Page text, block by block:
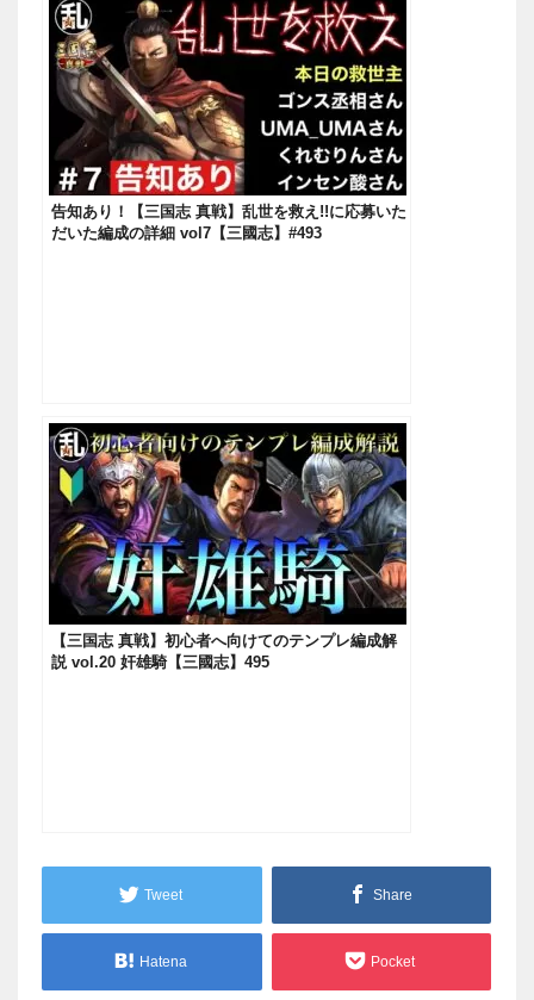
告知あり！【三国志 真戦】乱世を救え!!に応募いた
だいた編成の詳細 vol7【三國志】#493
【三国志 真戦】初心者へ向けてのテンプレ編成解
説 vol.20 奸雄騎【三國志】495
Tweet Share
Hatena Pocket